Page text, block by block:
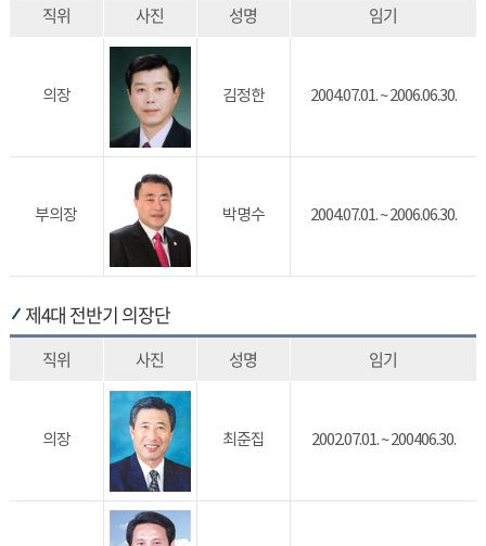
직위 사진 성명 임기
의장 김정한 2004.07.01. ~ 2006.06.30.
부의장 박명수 2004.07.01. ~ 2006.06.30.
제4대 전반기 의장단
직위 사진 성명 임기
의장 최준집 2002.07.01. ~ 200406.30.